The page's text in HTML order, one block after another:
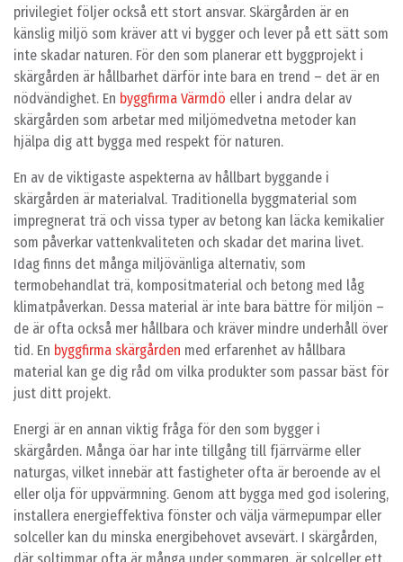
privilegiet följer också ett stort ansvar. Skärgården är en
känslig miljö som kräver att vi bygger och lever på ett sätt som
inte skadar naturen. För den som planerar ett byggprojekt i
skärgården är hållbarhet därför inte bara en trend – det är en
nödvändighet. En byggfirma Värmdö eller i andra delar av
skärgården som arbetar med miljömedvetna metoder kan
hjälpa dig att bygga med respekt för naturen.
En av de viktigaste aspekterna av hållbart byggande i
skärgården är materialval. Traditionella byggmaterial som
impregnerat trä och vissa typer av betong kan läcka kemikalier
som påverkar vattenkvaliteten och skadar det marina livet.
Idag finns det många miljövänliga alternativ, som
termobehandlat trä, kompositmaterial och betong med låg
klimatpåverkan. Dessa material är inte bara bättre för miljön –
de är ofta också mer hållbara och kräver mindre underhåll över
tid. En byggfirma skärgården med erfarenhet av hållbara
material kan ge dig råd om vilka produkter som passar bäst för
just ditt projekt.
Energi är en annan viktig fråga för den som bygger i
skärgården. Många öar har inte tillgång till fjärrvärme eller
naturgas, vilket innebär att fastigheter ofta är beroende av el
eller olja för uppvärmning. Genom att bygga med god isolering,
installera energieffektiva fönster och välja värmepumpar eller
solceller kan du minska energibehovet avsevärt. I skärgården,